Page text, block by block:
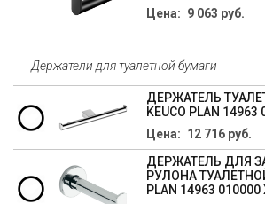
Цена: 9 063 руб.
Держатели для туалетной бумаги
ДЕРЖАТЕЛЬ
KEUCO PLAN
Цена: 12 716 руб.
ДЕРЖАТЕЛЬ ДЛЯ
РУЛОНА
PLAN 14963